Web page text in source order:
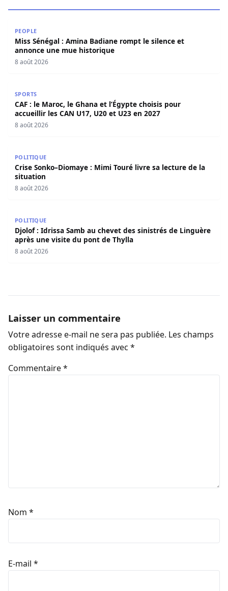
PEOPLE
Miss Sénégal : Amina Badiane rompt le silence et
annonce une mue historique
8 août 2026
SPORTS
CAF : le Maroc, le Ghana et l’Égypte choisis pour
accueillir les CAN U17, U20 et U23 en 2027
8 août 2026
POLITIQUE
Crise Sonko–Diomaye : Mimi Touré livre sa lecture de la
situation
8 août 2026
POLITIQUE
Djolof : Idrissa Samb au chevet des sinistrés de Linguère
après une visite du pont de Thylla
8 août 2026
Laisser un commentaire
Votre adresse e-mail ne sera pas publiée. Les champs
obligatoires sont indiqués avec *
Commentaire*
Nom *
E-mail *